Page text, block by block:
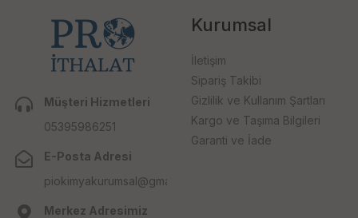
Müşteri Hizmetleri
05395986251
E-Posta Adresi
piokimyakurumsal@gmail.com
Merkez Adresimiz
Kurumsal
İletişim
Sipariş Takibi
Gizlilik ve Kullanım Şartları
Kargo ve Taşıma Bilgileri
Garanti ve İade